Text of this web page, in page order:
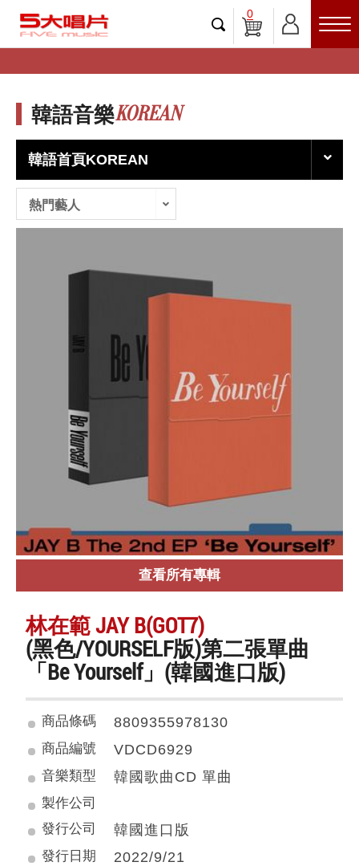
0
韓語音樂KOREAN
韓語首頁KOREAN
熱門藝人
查看所有專輯
林在範 JAY B(GOT7)
(黑色/YOURSELF版)第二張單曲
「Be Yourself」(韓國進口版)
商品條碼 8809355978130
商品編號 VDCD6929
音樂類型 韓國歌曲CD 單曲
製作公司
發行公司
韓國進口版
發行日期 2022/9/21